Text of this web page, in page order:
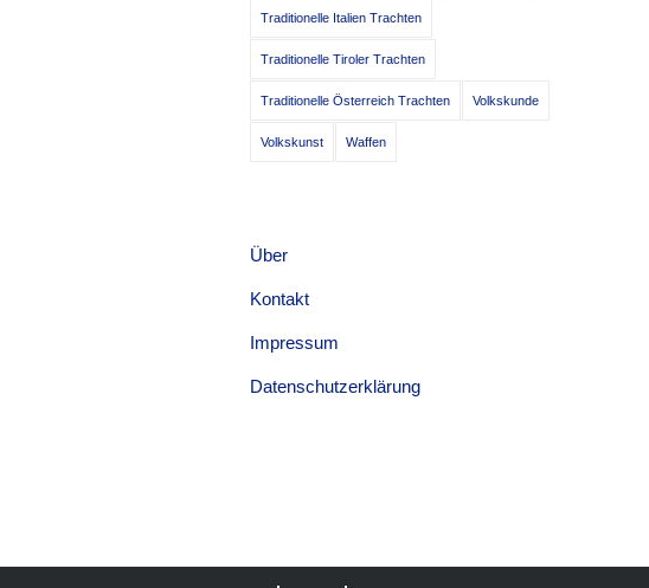
Traditionelle Italien Trachten
Traditionelle Tiroler Trachten
Traditionelle Österreich Trachten Volkskunde
Volkskunst Waffen
Über
Kontakt
Impressum
Datenschutzerklärung